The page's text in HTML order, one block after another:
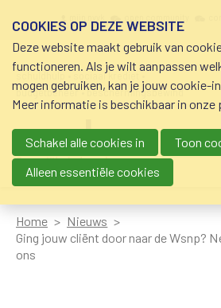
schuldhulp • sociaal krediet •
budgetbeheer • beschermingsbewind
Main navigation
Home
Nieuws
Ging jouw cliënt door naar de Wsnp?
ons
COOKIES OP DEZE WEBSITE
Deze website maakt gebruik van
functioneren. Als je wilt aanpassen
mogen gebruiken, kan je jouw cookie-
Meer informatie is beschikbaar in onze
Schakel alle cookies in
Toon
Alleen essentiële cookies